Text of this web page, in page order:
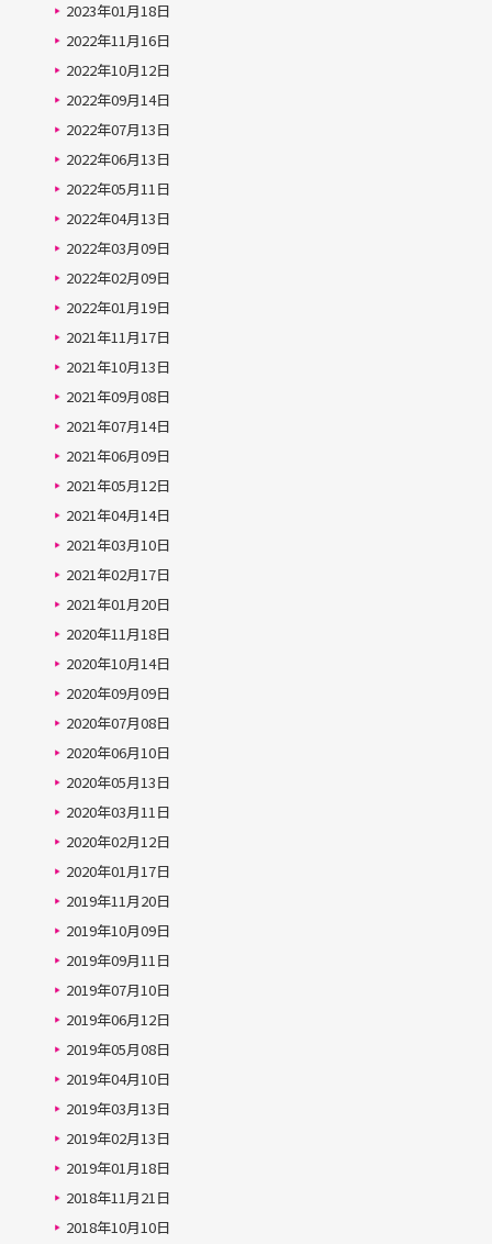
2023年01月18日
2022年11月16日
2022年10月12日
2022年09月14日
2022年07月13日
2022年06月13日
2022年05月11日
2022年04月13日
2022年03月09日
2022年02月09日
2022年01月19日
2021年11月17日
2021年10月13日
2021年09月08日
2021年07月14日
2021年06月09日
2021年05月12日
2021年04月14日
2021年03月10日
2021年02月17日
2021年01月20日
2020年11月18日
2020年10月14日
2020年09月09日
2020年07月08日
2020年06月10日
2020年05月13日
2020年03月11日
2020年02月12日
2020年01月17日
2019年11月20日
2019年10月09日
2019年09月11日
2019年07月10日
2019年06月12日
2019年05月08日
2019年04月10日
2019年03月13日
2019年02月13日
2019年01月18日
2018年11月21日
2018年10月10日